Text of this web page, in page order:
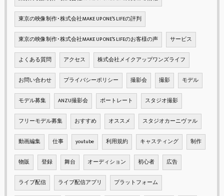
東京の映像制作･株式会社MAKE UP ONE’S LIFEの評判
東京の映像制作･株式会社MAKE UP ONE’S LIFEのお客様の声 サービス
よくある質問 アクセス 株式会社メイクアップワンズライフ
お問い合わせ プライバシーポリシー 撮影会 撮影 モデル
モデル募集 ANZU撮影会 ポートレート スタジオ撮影
フリーモデル募集 おすすめ オススメ スタジオカーニヴァル
動画編集 仕事 youtube 利用規約 キャスティング 制作
物販 登録 舞台 オーディション 初心者 広告
ライブ配信 ライブ配信アプリ プラットフォーム